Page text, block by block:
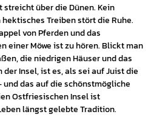
über die Dünen. Kein
Treiben stört die Ruhe.
von Pferden und das
einer Möwe ist zu hören. Blickt man
die niedrigen Häuser und das
Insel, ist es, als sei auf Juist die
das auf die schönstmögliche
Ostfriesischen Insel ist
längst gelebte Tradition.